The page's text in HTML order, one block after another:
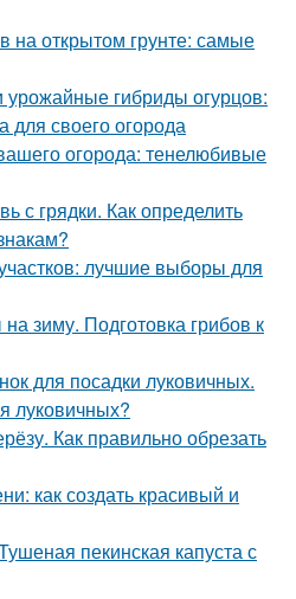
на открытом грунте: самые
гибриды огурцов:
для своего огорода
огорода: тенелюбивые
с грядки. Как определить
лучшие выборы для
зиму. Подготовка грибов к
для посадки луковичных.
луковичных?
Как правильно обрезать
как создать красивый и
пекинская капуста с